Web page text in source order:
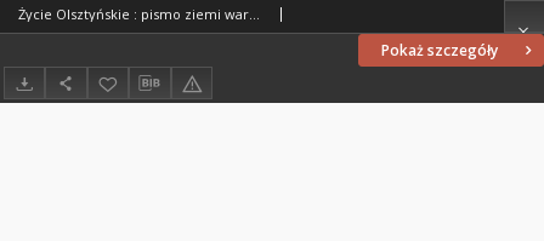
Pokaż szczegóły
Życie Olsztyńskie : pismo ziemi warmińsko-mazurskiej, 1949, nr 47